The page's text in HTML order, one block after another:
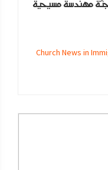
مهندسة مسيحية